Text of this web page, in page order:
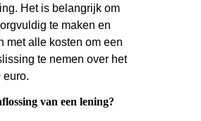
Het is belangrijk om
te maken en
met alle kosten om een
te nemen over het
euro.
van een lening?